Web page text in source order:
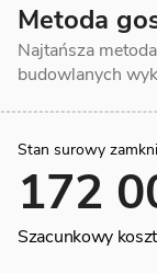
Metoda
Najtańsza
budowlanych
Stan surowy
172
Szacunkowy